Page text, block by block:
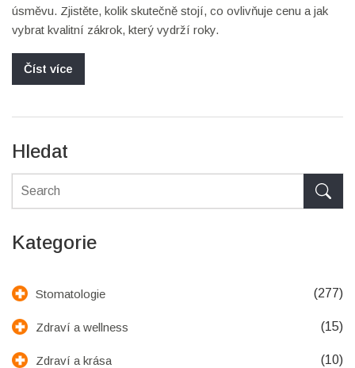
úsměvu. Zjistěte, kolik skutečně stojí, co ovlivňuje cenu a jak
vybrat kvalitní zákrok, který vydrží roky.
Číst více
Hledat
Kategorie
Stomatologie (277)
Zdraví a wellness (15)
Zdraví a krása (10)